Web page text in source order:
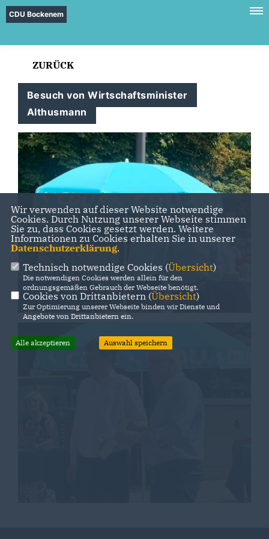
CDU Bockenem
ZURÜCK
Besuch von Wirtschaftsminister
Althusmann
Wir verwenden auf dieser Website notwendige
Cookies. Durch Nutzung unserer Webseite stimmen
Sie zu, dass Cookies gesetzt werden. Weitere
Informationen zu Cookies erhalten Sie in unserer
Datenschutzerklärung.
Technisch notwendige Cookies (Übersicht)
Die notwendigen Cookies werden allein für den
ordnungsgemäßen Gebrauch der Webseite benötigt.
Cookies von Drittanbietern (Übersicht)
Zur Optimierung unserer Webseite binden wir Dienste und
Angebote von Drittanbietern ein.
Alle akzeptieren Auswahl speichern